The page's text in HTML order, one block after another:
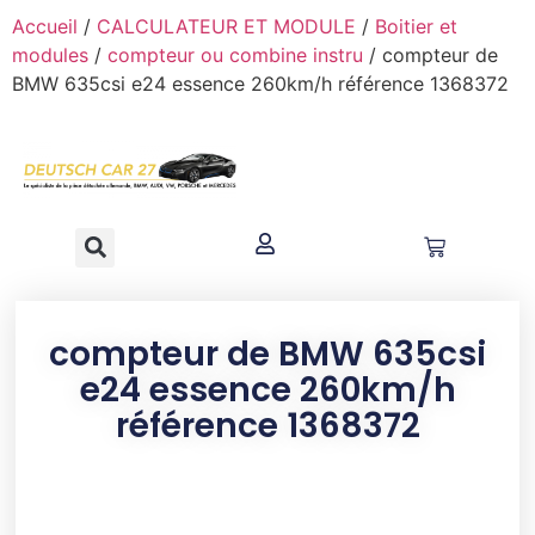
principal
Accueil / CALCULATEUR ET MODULE / Boitier et
modules / compteur ou combine instru / compteur de
BMW 635csi e24 essence 260km/h référence 1368372
compteur de BMW 635csi
e24 essence 260km/h
référence 1368372